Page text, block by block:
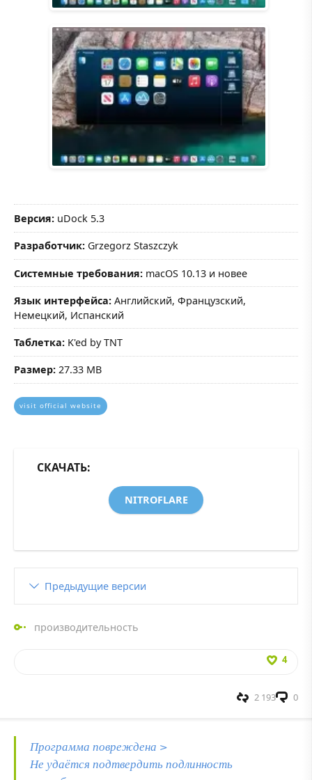
Версия: uDock 5.3
Разработчик: Grzegorz Staszczyk
Системные требования: macOS 10.13 и новее
Язык интерфейса: Английский, Французский,
Немецкий, Испанский
Таблетка: K'ed by TNT
Размер: 27.33 MB
visit official website
СКАЧАТЬ:
NITROFLARE
Предыдущие версии
производительность
4
0
2 193
Программа повреждена >
Не удаётся подтвердить подлинность